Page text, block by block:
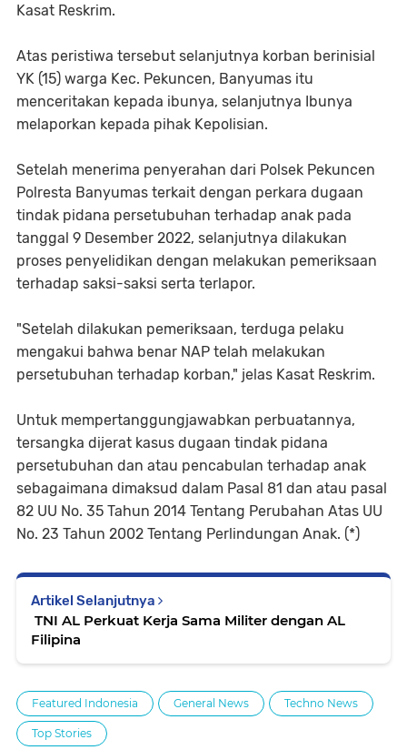
Kasat Reskrim.
Atas peristiwa tersebut selanjutnya korban berinisial
YK (15) warga Kec. Pekuncen, Banyumas itu
menceritakan kepada ibunya, selanjutnya Ibunya
melaporkan kepada pihak Kepolisian.
Setelah menerima penyerahan dari Polsek Pekuncen
Polresta Banyumas terkait dengan perkara dugaan
tindak pidana persetubuhan terhadap anak pada
tanggal 9 Desember 2022, selanjutnya dilakukan
proses penyelidikan dengan melakukan pemeriksaan
terhadap saksi-saksi serta terlapor.
"Setelah dilakukan pemeriksaan, terduga pelaku
mengakui bahwa benar NAP telah melakukan
persetubuhan terhadap korban," jelas Kasat Reskrim.
Untuk mempertanggungjawabkan perbuatannya,
tersangka dijerat kasus dugaan tindak pidana
persetubuhan dan atau pencabulan terhadap anak
sebagaimana dimaksud dalam Pasal 81 dan atau pasal
82 UU No. 35 Tahun 2014 Tentang Perubahan Atas UU
No. 23 Tahun 2002 Tentang Perlindungan Anak. (*)
Artikel Selanjutnya
TNI AL Perkuat Kerja Sama Militer dengan AL
Filipina
Featured Indonesia General News Techno News
Top Stories